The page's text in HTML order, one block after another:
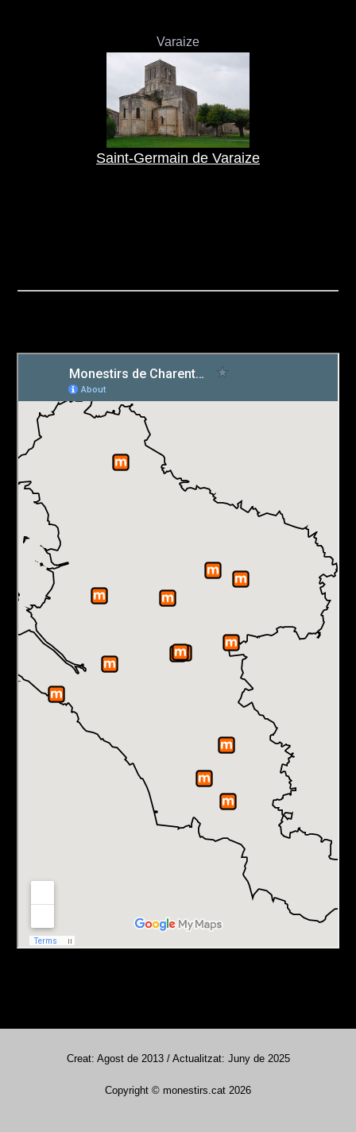
Varaize
Saint-Germain de Varaize
Creat: Agost de 2013 / Actualitzat: Juny de 2025